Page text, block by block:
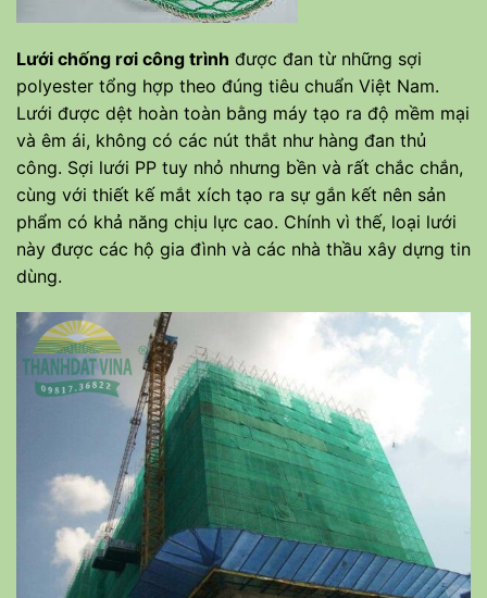
Lưới chống rơi công trình được đan từ những sợi
polyester tổng hợp theo đúng tiêu chuẩn Việt Nam.
Lưới được dệt hoàn toàn bằng máy tạo ra độ mềm mại
và êm ái, không có các nút thắt như hàng đan thủ
công. Sợi lưới PP tuy nhỏ nhưng bền và rất chắc chắn,
cùng với thiết kế mắt xích tạo ra sự gắn kết nên sản
phẩm có khả năng chịu lực cao. Chính vì thế, loại lưới
này được các hộ gia đình và các nhà thầu xây dựng tin
dùng.